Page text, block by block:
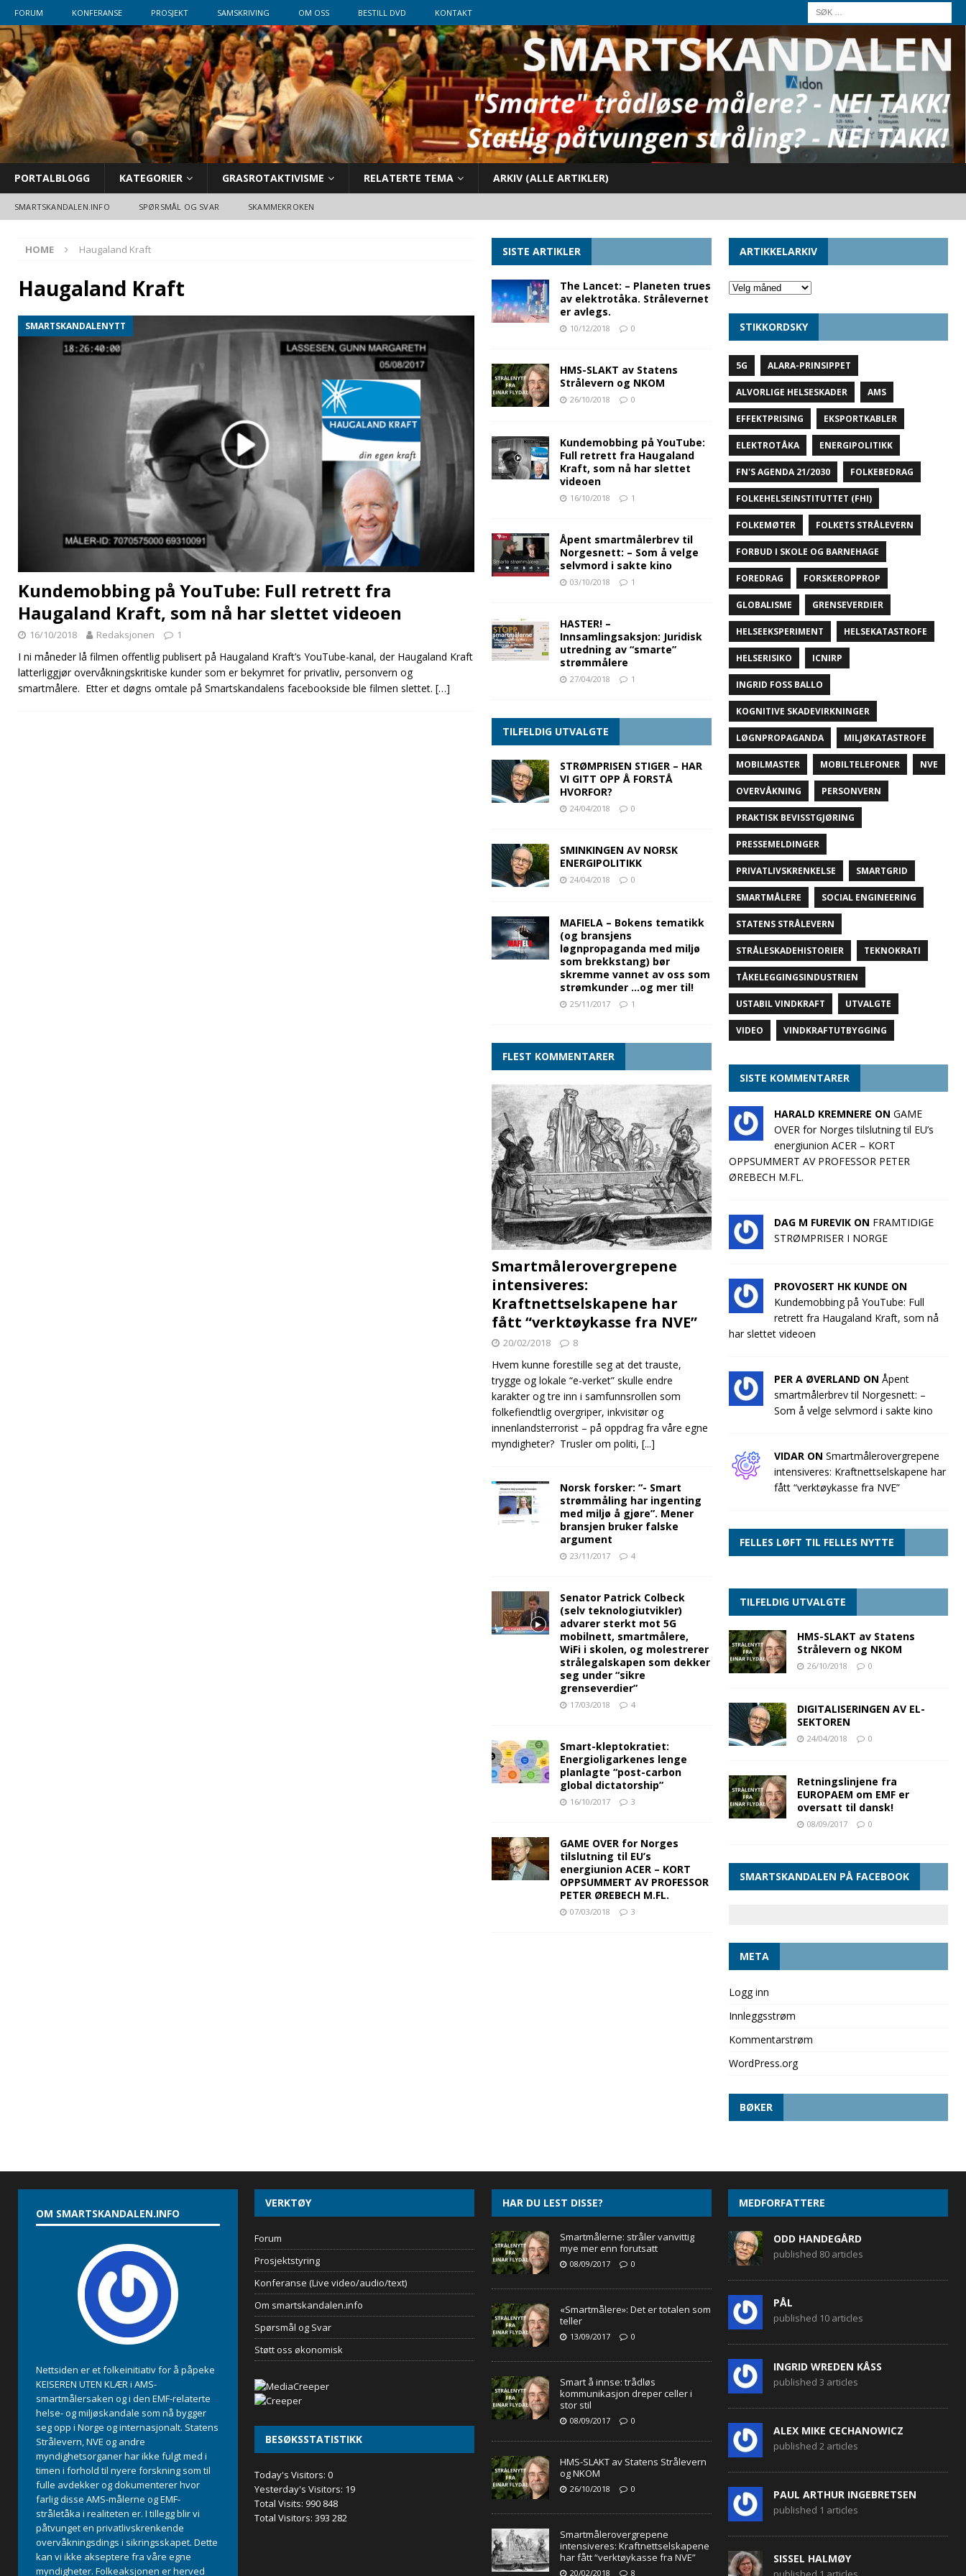
FORUM KONFERANSE PROSJEKT SAMSKRIVING OM OSS BESTILL DVD KONTAKT
PORTALBLOGG KATEGORIER GRASROTAKTIVISME RELATERTE TEMA ARKIV (ALLE ARTIKLER)
SMARTSKANDALEN.INFO SPØRSMÅL OG SVAR SKAMMEKROKEN
HOME Haugaland Kraft
Haugaland Kraft
SMARTSKANDALENYTT
Kundemobbing på YouTube: Full retrett fra
Haugaland Kraft, som nå har slettet videoen
16/10/2018 Redaksjonen 1
I ni måneder lå filmen offentlig publisert på Haugaland Kraft’s YouTube-kanal, der Haugaland Kraft
latterliggjør overvåkningskritiske kunder som er bekymret for privatliv, personvern og
smartmålere. Etter et døgns omtale på Smartskandalens facebookside ble filmen slettet. […]
SISTE ARTIKLER
The Lancet: – Planeten trues
av elektrotåka. Strålevernet
er avlegs.
10/12/2018 0
HMS-SLAKT av Statens
Strålevern og NKOM
26/10/2018 0
Kundemobbing på YouTube:
Full retrett fra Haugaland
Kraft, som nå har slettet
videoen
16/10/2018 1
Åpent smartmålerbrev til
Norgesnett: – Som å velge
selvmord i sakte kino
03/10/2018 1
HASTER! –
Innsamlingsaksjon: Juridisk
utredning av “smarte”
strømmålere
27/04/2018 1
TILFELDIG UTVALGTE
STRØMPRISEN STIGER – HAR
VI GITT OPP Å FORSTÅ
HVORFOR?
24/04/2018 0
SMINKINGEN AV NORSK
ENERGIPOLITIKK
24/04/2018 0
MAFIELA – Bokens tematikk
(og bransjens
løgnpropaganda med miljø
som brekkstang) bør
skremme vannet av oss som
strømkunder …og mer til!
25/11/2017 1
FLEST KOMMENTARER
Smartmålerovergrepene
intensiveres:
Kraftnettselskapene har
fått “verktøykasse fra NVE”
20/02/2018 8
Hvem kunne forestille seg at det trauste,
trygge og lokale “e-verket” skulle endre
karakter og tre inn i samfunnsrollen som
folkefiendtlig overgriper, inkvisitør og
innenlandsterrorist – på oppdrag fra våre egne
myndigheter? Trusler om politi,[...]
Norsk forsker: “- Smart
strømmåling har ingenting
med miljø å gjøre”. Mener
bransjen bruker falske
argument
23/11/2017 4
Senator Patrick Colbeck
(selv teknologiutvikler)
advarer sterkt mot 5G
mobilnett, smartmålere,
WiFi i skolen, og molestrerer
strålegalskapen som dekker
seg under “sikre
grenseverdier”
17/03/2018 4
Smart-kleptokratiet:
Energioligarkenes lenge
planlagte “post-carbon
global dictatorship”
16/10/2017 3
GAME OVER for Norges
tilslutning til EU’s
energiunion ACER – KORT
OPPSUMMERT AV PROFESSOR
PETER ØREBECH M.FL.
07/03/2018 3
ARTIKKELARKIV
STIKKORDSKY
5G ALARA-PRINSIPPET
ALVORLIGE HELSESKADER AMS
EFFEKTPRISING EKSPORTKABLER
ELEKTROTÅKA ENERGIPOLITIKK
FN'S AGENDA 21/2030 FOLKEBEDRAG
FOLKEHELSEINSTITUTTET (FHI)
FOLKEMØTER FOLKETS STRÅLEVERN
FORBUD I SKOLE OG BARNEHAGE
FOREDRAG FORSKEROPPROP
GLOBALISME GRENSEVERDIER
HELSEEKSPERIMENT HELSEKATASTROFE
HELSERISIKO ICNIRP
INGRID FOSS BALLO
KOGNITIVE SKADEVIRKNINGER
LØGNPROPAGANDA MILJØKATASTROFE
MOBILMASTER MOBILTELEFONER NVE
OVERVÅKNING PERSONVERN
PRAKTISK BEVISSTGJØRING
PRESSEMELDINGER
PRIVATLIVSKRENKELSE SMARTGRID
SMARTMÅLERE SOCIAL ENGINEERING
STATENS STRÅLEVERN
STRÅLESKADEHISTORIER TEKNOKRATI
TÅKELEGGINGSINDUSTRIEN
USTABIL VINDKRAFT UTVALGTE
VIDEO VINDKRAFTUTBYGGING
SISTE KOMMENTARER
HARALD KREMNERE ON GAME
OVER for Norges tilslutning til EU’s
energiunion ACER – KORT
OPPSUMMERT AV PROFESSOR PETER
ØREBECH M.FL.
DAG M FUREVIK ON FRAMTIDIGE
STRØMPRISER I NORGE
PROVOSERT HK KUNDE ON
Kundemobbing på YouTube: Full
retrett fra Haugaland Kraft, som nå
har slettet videoen
PER A ØVERLAND ON Åpent
smartmålerbrev til Norgesnett: –
Som å velge selvmord i sakte kino
VIDAR ON Smartmålerovergrepene
intensiveres: Kraftnettselskapene har
fått “verktøykasse fra NVE”
FELLES LØFT TIL FELLES NYTTE
TILFELDIG UTVALGTE
HMS-SLAKT av Statens
Strålevern og NKOM
26/10/2018 0
DIGITALISERINGEN AV EL-
SEKTOREN
24/04/2018 0
Retningslinjene fra
EUROPAEM om EMF er
oversatt til dansk!
08/09/2017 0
SMARTSKANDALEN PÅ FACEBOOK
META
Logg inn
Innleggsstrøm
Kommentarstrøm
WordPress.org
BØKER
OM SMARTSKANDALEN.INFO
Nettsiden er et folkeinitiativ for å påpeke
KEISEREN UTEN KLÆR i AMS-
smartmålersaken og i den EMF-relaterte
helse- og miljøskandale som nå bygger
seg opp i Norge og internasjonalt. Statens
Strålevern, NVE og andre
myndighetsorganer har ikke fulgt med i
timen i forhold til nyere forskning som til
fulle avdekker og dokumenterer hvor
farlig disse AMS-målerne og EMF-
stråletåka i realiteten er. I tillegg blir vi
påtvunget en privatlivskrenkende
overvåkningsdings i sikringsskapet. Dette
kan vi ikke akseptere fra våre egne
myndigheter. Folkeaksjonen er herved
VERKTØY
Forum
Prosjektstyring
Konferanse (Live video/audio/text)
Om smartskandalen.info
Spørsmål og Svar
Støtt oss økonomisk
BESØKSSTATISTIKK
Today's Visitors:0
Yesterday's Visitors: 19
Total Visits: 990 848
Total Visitors:393 282
HAR DU LEST DISSE?
Smartmålerne: stråler vanvittig
mye mer enn forutsatt
08/09/2017 0
«Smartmålere»: Det er totalen som
teller
13/09/2017 0
Smart å innse: trådløs
kommunikasjon dreper celler i
stor stil
08/09/2017 0
HMS-SLAKT av Statens Strålevern
og NKOM
26/10/2018 0
Smartmålerovergrepene
intensiveres: Kraftnettselskapene
har fått “verktøykasse fra NVE”
20/02/2018 8
MEDFORFATTERE
ODD HANDEGÅRD
published 80 articles
PÅL
published 10 articles
INGRID WREDEN KÅSS
published 3 articles
ALEX MIKE CECHANOWICZ
published 2 articles
PAUL ARTHUR INGEBRETSEN
published 1 articles
SISSEL HALMØY